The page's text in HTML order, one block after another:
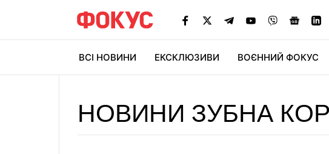
ВСІ НОВИНИ ЕКСКЛЮЗИВИ ВОЄННИЙ ФОКУС
НОВИНИ ЗУБНА